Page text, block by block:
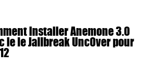
installer Anemone 3.0
le le Jailbreak Unc0ver pour